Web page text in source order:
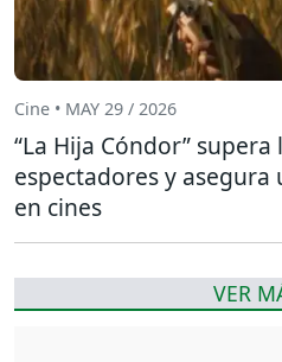
Cine • MAY 29 / 2026
“La Hija Cóndor” supera
espectadores y asegura
en cines
VER